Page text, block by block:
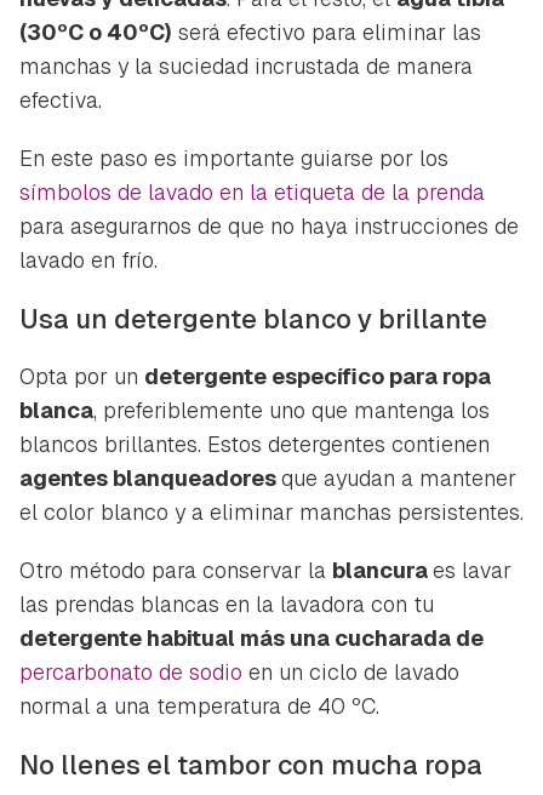
(30ºC o 40ºC) será efectivo para eliminar las
manchas y la suciedad incrustada de manera
efectiva.
En este paso es importante guiarse por los
símbolos de lavado en la etiqueta de la prenda
para asegurarnos de que no haya instrucciones de
lavado en frío.
Usa un detergente blanco y brillante
Opta por un detergente específico para ropa
blanca, preferiblemente uno que mantenga los
blancos brillantes. Estos detergentes contienen
agentes blanqueadoresque ayudan a mantener
el color blanco y a eliminar manchas persistentes.
Otro método para conservar la blancuraes lavar
las prendas blancas en la lavadora con tu
detergente habitual más una cucharada de
percarbonato de sodio en un ciclo de lavado
normal a una temperatura de 40 ºC.
No llenes el tambor con mucha ropa